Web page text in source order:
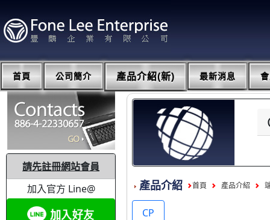
首頁 公司簡介 產品介紹(新) 最新消息
請先註冊網站會員
加入官方 Line@
產品介紹 首頁 產品介紹
CP